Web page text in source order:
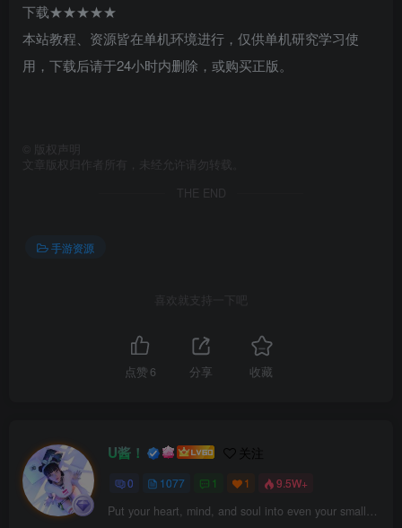
下载★★★★★
本站教程、资源皆在单机环境进行，仅供单机研究学习使
用，下载后请于24小时内删除，或购买正版。
版权声明
文章版权归作者所有，未经允许请勿转载。
THE END
手游资源
喜欢就支持一下吧
点赞 6 分享 收藏
U酱！ 关注
0 1077 1 1 9.5W+
Put your heart, mind, and soul into even your smallest acts. This is the secret of success.